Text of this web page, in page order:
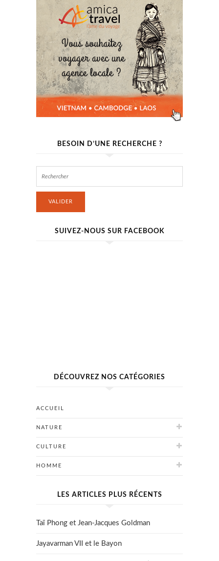
BESOIN D’UNE RECHERCHE ?
VALIDER
SUIVEZ-NOUS SUR FACEBOOK
DÉCOUVREZ NOS CATÉGORIES
ACCUEIL
NATURE
CULTURE
HOMME
LES ARTICLES PLUS RÉCENTS
Taï Phong et Jean-Jacques Goldman
Jayavarman VII et le Bayon